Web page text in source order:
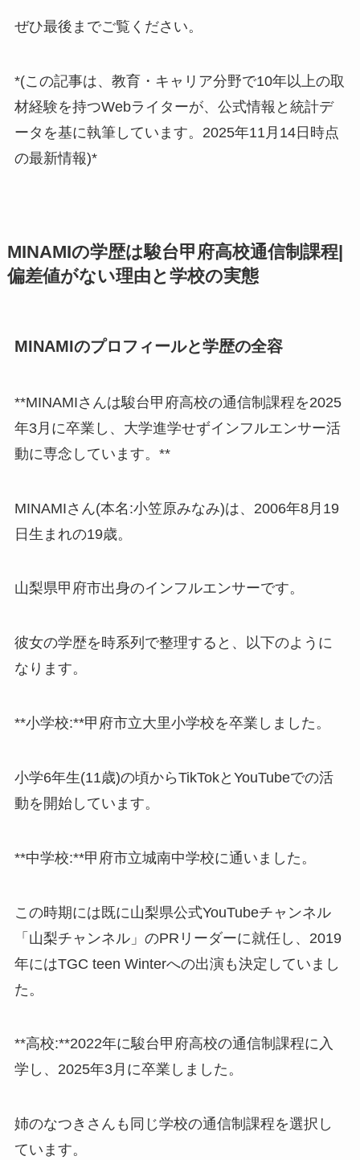
ぜひ最後までご覧ください。
*(この記事は、教育・キャリア分野で10年以上の取
材経験を持つWebライターが、公式情報と統計デ
ータを基に執筆しています。2025年11月14日時点
の最新情報)*
MINAMIの学歴は駿台甲府高校通信制課程|
偏差値がない理由と学校の実態
MINAMIのプロフィールと学歴の全容
**MINAMIさんは駿台甲府高校の通信制課程を2025
年3月に卒業し、大学進学せずインフルエンサー活
動に専念しています。**
MINAMIさん(本名:小笠原みなみ)は、2006年8月19
日生まれの19歳。
山梨県甲府市出身のインフルエンサーです。
彼女の学歴を時系列で整理すると、以下のように
なります。
**小学校:**甲府市立大里小学校を卒業しました。
小学6年生(11歳)の頃からTikTokとYouTubeでの活
動を開始しています。
**中学校:**甲府市立城南中学校に通いました。
この時期には既に山梨県公式YouTubeチャンネル
「山梨チャンネル」のPRリーダーに就任し、2019
年にはTGC teen Winterへの出演も決定していまし
た。
**高校:**2022年に駿台甲府高校の通信制課程に入
学し、2025年3月に卒業しました。
姉のなつきさんも同じ学校の通信制課程を選択し
ています。